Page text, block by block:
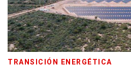
TRANSICIÓN ENERGÉTICA